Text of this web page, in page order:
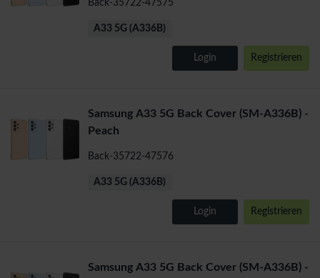
Back-35722-47575
A33 5G (A336B)
Login Registrieren
Samsung A33 5G Back Cover (SM-A336B) -
Peach
Back-35722-47576
A33 5G (A336B)
Login Registrieren
Samsung A33 5G Back Cover (SM-A336B) -